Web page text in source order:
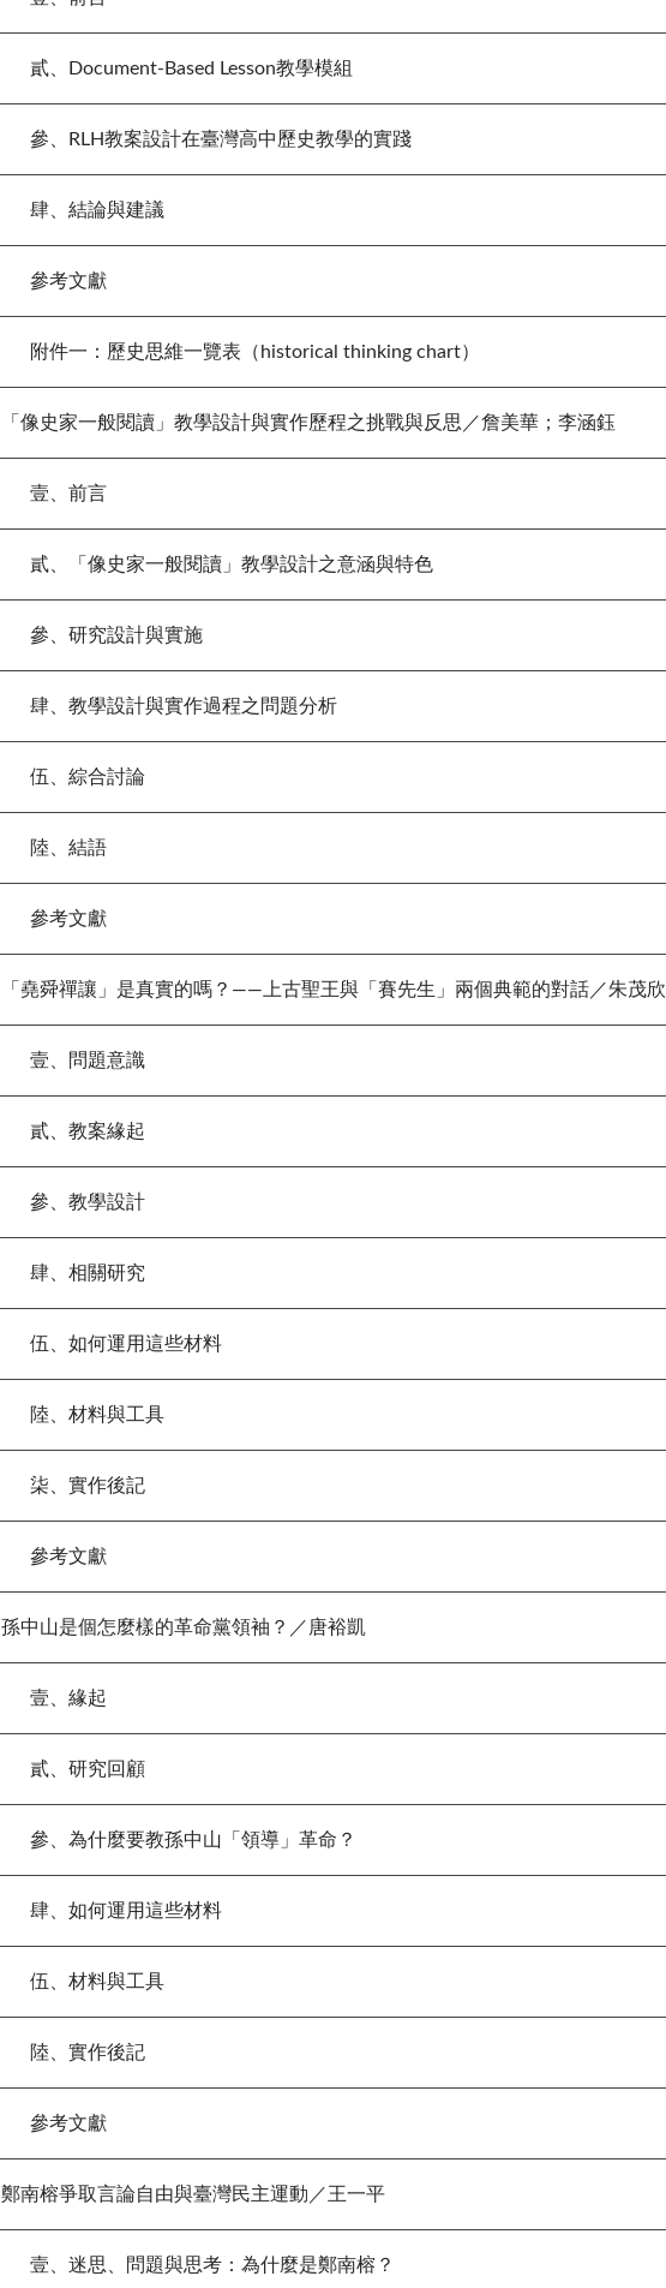
貳、Document-Based Lesson教學模組
參、RLH教案設計在臺灣高中歷史教學的實踐
肆、結論與建議
參考文獻
附件一：歷史思維一覽表（historical thinking chart）
「像史家一般閱讀」教學設計與實作歷程之挑戰與反思／詹美華；李涵鈺
壹、前言
貳、「像史家一般閱讀」教學設計之意涵與特色
參、研究設計與實施
肆、教學設計與實作過程之問題分析
伍、綜合討論
陸、結語
參考文獻
「堯舜禪讓」是真實的嗎？——上古聖王與「賽先生」兩個典範的對話／朱茂欣
壹、問題意識
貳、教案緣起
參、教學設計
肆、相關研究
伍、如何運用這些材料
陸、材料與工具
柒、實作後記
參考文獻
孫中山是個怎麼樣的革命黨領袖？／唐裕凱
壹、緣起
貳、研究回顧
參、為什麼要教孫中山「領導」革命？
肆、如何運用這些材料
伍、材料與工具
陸、實作後記
參考文獻
鄭南榕爭取言論自由與臺灣民主運動／王一平
壹、迷思、問題與思考：為什麼是鄭南榕？